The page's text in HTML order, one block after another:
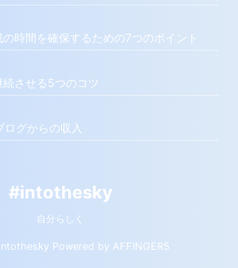
の時間を確保するための7つのポイント
続させる5つのコツ
ログからの収入
#intothesky
自分らしく
Powered by AFFINGER5